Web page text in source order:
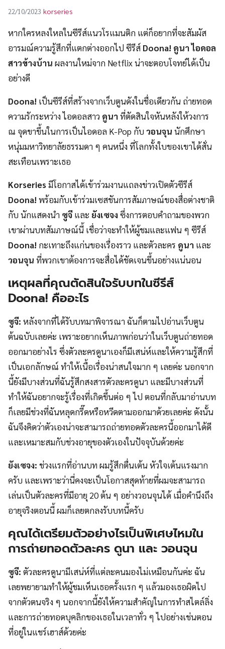
22/10/2023 korseries
หากใครหลงใหลในซีรีส์แนวโรแมนติก แต่ก็อยากที่จะสัมผัส
อารมณ์ความรู้สึกที่แตกต่างออกไป ซีรีส์ Doona! ดูนา ไอดอล
สาวข้างบ้าน ผลงานใหม่จาก Netflix น่าจะตอบโจทย์ได้เป็น
อย่างดี
Doona! เป็นซีรีส์ที่สร้างจากเว็บตูนดังในชื่อเดียวกัน ถ่ายทอด
ความรักระหว่าง ไอดอลสาว ดูนาที่ตัดสินใจหันหลังให้วงการ
ณ จุดขาขึ้นในการเป็นไอดอล K-Pop กับวอนจุน นักศึกษา
หนุ่มมหาวิทยาลัยธรรมดา ๆ คนหนึ่ง ที่โลกทั้งใบของเขาได้สั่น
สะเทือนเพราะเธอ
Korseriesมีโอกาสได้เข้าร่วมงานแถลงข่าวเปิดตัวซีรีส์
Doona! พร้อมกับเข้าร่วมเซสชันการสัมภาษณ์ของสื่อต่างชาติ
กับ นักแสดงนำ ซูจีและ ยังเซจงซึ่งการตอบคำถามของพวก
เขาผ่านบทสัมภาษณ์นี้ เชื่อว่าจะทำให้ผู้ชมและแฟน ๆ ซีรีส์
Doona! กะเทาะถึงแก่นของเรื่องราว และตัวละคร ดูนา และ
วอนจุน ที่พวกเขาต้องการจะสื่อได้ชัดเจนขึ้นอย่างแน่นอน
เหตุผลที่คุณตัดสินใจรับบทในซีรีส์
Doona! คืออะไร
ซูจี: หลังจากที่ได้รับบทมาพิจารณา ฉันก็ตามไปอ่านเว็บตูน
ต้นฉบับเลยค่ะ เพราะอยากเห็นภาพก่อนว่าในเว็บตูนถ่ายทอด
ออกมาอย่างไร ซึ่งตัวละครดูนาเองก็มีเสน่ห์และให้ความรู้สึกที่
เป็นเอกลักษณ์ ทำให้เนื้อเรื่องน่าสนใจมาก ๆ เลยค่ะ นอกจาก
นี้ยังมีบางส่วนที่ฉันรู้สึกสงสารตัวละครดูนา และมีบางส่วนที่
ทำให้ฉันอยากจะรู้เรื่องที่เกิดขึ้นต่อ ๆ ไป ตอนที่กลับมาอ่านบท
ก็เลยมีช่วงที่ฉันหลุดกรี๊ดหรือหวีดตามออกมาด้วยเลยค่ะ ดังนั้น
ฉันจึงคิดว่าตัวเองน่าจะสามารถถ่ายทอดตัวละครนี้ออกมาได้ดี
และเหมาะสมกับช่วงอายุของตัวเองในปัจจุบันด้วยค่ะ
ยังเซจง: ช่วงแรกที่อ่านบท ผมรู้สึกตื่นเต้น หัวใจเต้นแรงมาก
ครับ และเพราะว่านี่คงจะเป็นโอกาสสุดท้ายที่ผมจะสามารถ
เล่นเป็นตัวละครที่มีอายุ 20 ต้น ๆ อย่างวอนจุนได้ เมื่อคำนึงถึง
อายุจริงตอนนี้ ผมก็เลยตกลงรับบทนี้ครับ
คุณได้เตรียมตัวอย่างไรเป็นพิเศษไหมใน
การถ่ายทอดตัวละคร ดูนา และ วอนจุน
ซูจี: ตัวละครดูนามีเสน่ห์ที่แต่ละคนมองไม่เหมือนกันค่ะ ฉัน
เลยพยายามทำให้ผู้ชมเห็นเธอครั้งแรก ๆ แล้วมองเธอผิดไป
จากตัวตนจริง ๆ นอกจากนี้ยังให้ความสำคัญในการทำสไตล์ลิ่ง
และการถ่ายทอดบุคลิกของเธอในเวลาทั่ว ๆ ไปอย่างเช่นตอน
ที่อยู่ในแชร์เฮาส์ด้วยค่ะ